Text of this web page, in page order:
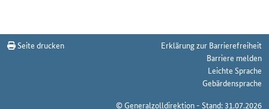
Seite drucken
Erklärung zur Barrierefreiheit
Barriere melden
Leichte Sprache
Gebärdensprache
© Generalzolldirektion - Stand: 31.07.2026